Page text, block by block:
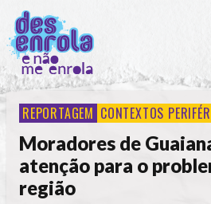
REPORTAGEM CONTEXTOS
Moradores de
atenção para o
região